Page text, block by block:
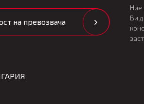
на превозвача
Ви